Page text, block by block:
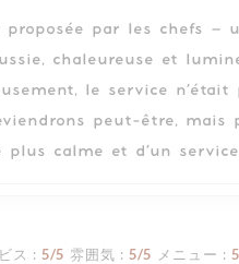
proposée par les chefs –
chaleureuse et
le service n’était
peut-être, mais
plus calme et d’un
ス : 5/5 雰囲気 : 5/5 メニュー : 5